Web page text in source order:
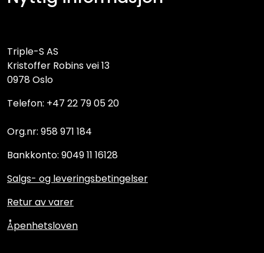
Triple-S AS
Kristoffer Robins vei 13
0978 Oslo
Telefon: +47 22 79 05 20
Org.nr: 958 971 184
Bankkonto: 9049 11 16128
Salgs- og leveringsbetingelser
Retur av varer
Åpenhetsloven